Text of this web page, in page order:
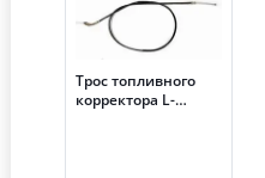
Трос топливного
корректора L-